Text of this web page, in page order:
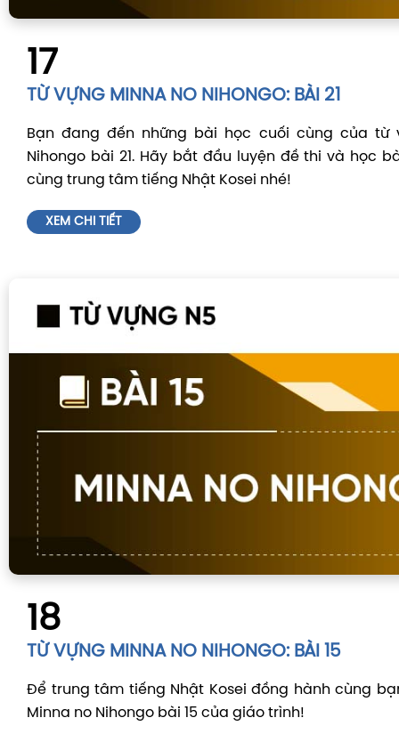
17
TỪ VỰNG MINNA NO NIHONGO: BÀI 21
Bạn đang đến những bài học cuối cùng của từ
Nihongo bài 21. Hãy bắt đầu luyện đề thi và học
cùng trung tâm tiếng Nhật Kosei nhé!
XEM CHI TIẾT
18
TỪ VỰNG MINNA NO NIHONGO: BÀI 15
Để trung tâm tiếng Nhật Kosei đồng hành cùng
Minna no Nihongo bài 15 của giáo trình!